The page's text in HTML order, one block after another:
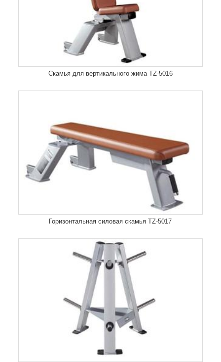
Скамья для вертикального жима TZ-5016
Горизонтальная силовая скамья TZ-5017